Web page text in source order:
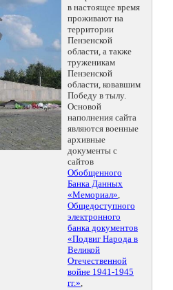
в настоящее время
проживают на
территории
Пензенской
области, а также
труженикам
Пензенской
области, ковавшим
Победу в тылу.
Основой
наполнения сайта
являются военные
архивные
документы с
сайтов
Обобщенного
Банка Данных
«Мемориал»,
Общедоступного
электронного
банка документов
«Подвиг Народа в
Великой
Отечественной
войне 1941-1945
гг.»,